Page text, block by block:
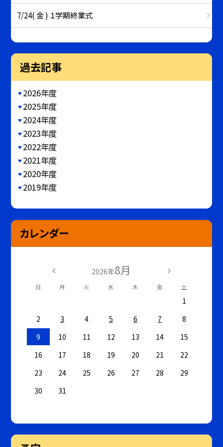
7/24( 金 ) １学期終業式
過去記事
2026年度
2025年度
2024年度
2023年度
2022年度
2021年度
2020年度
2019年度
カレンダー
2026年8月
日 月 火 水 木 金 土
1
2
3 4 5 6 7
8
9
10 11 12 13 14
15
16
17 18 19 20 21
22
23
24 25 26 27 28
29
30
31